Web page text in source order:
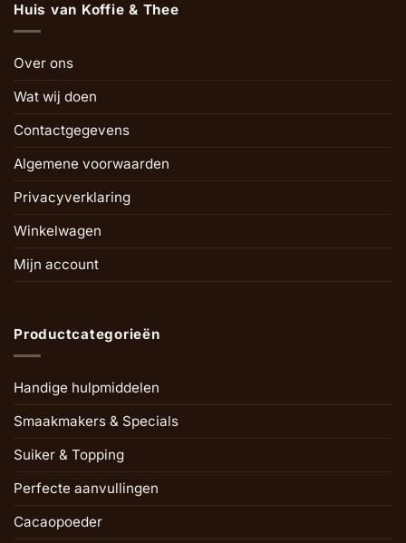
Huis van Koffie & Thee
Over ons
Wat wij doen
Contactgegevens
Algemene voorwaarden
Privacyverklaring
Winkelwagen
Mijn account
Productcategorieën
Handige hulpmiddelen
Smaakmakers & Specials
Suiker & Topping
Perfecte aanvullingen
Cacaopoeder